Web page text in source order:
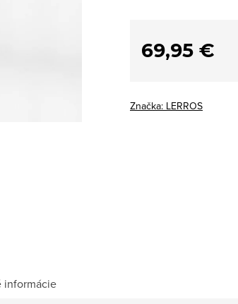
69,95 €
Značka: LERROS
informácie